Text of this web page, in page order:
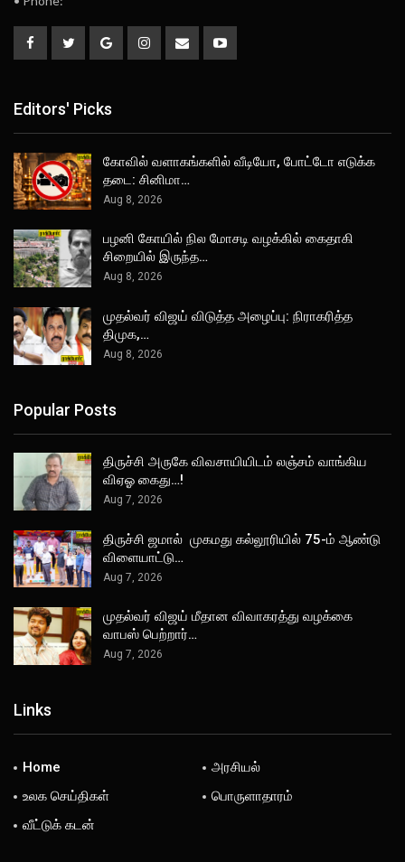
Editors' Picks
கோவில் வளாகங்களில் வீடியோ, போட்டோ எடுக்க
தடை: சினிமா…
Aug 8, 2026
பழனி கோயில் நில மோசடி வழக்கில் கைதாகி
சிறையில் இருந்த…
Aug 8, 2026
முதல்வர் விஜய் விடுத்த அழைப்பு: நிராகரித்த
திமுக,…
Aug 8, 2026
Popular Posts
திருச்சி அருகே விவசாயியிடம் லஞ்சம் வாங்கிய
விஏஓ கைது…!
Aug 7, 2026
திருச்சி ஜமால் முகமது கல்லூரியில் 75-ம் ஆண்டு
விளையாட்டு…
Aug 7, 2026
முதல்வர் விஜய் மீதான விவாகரத்து வழக்கை
வாபஸ் பெற்றார்…
Aug 7, 2026
Links
Home
அரசியல்
உலக செய்திகள்
பொருளாதாரம்
வீட்டுக் கடன்